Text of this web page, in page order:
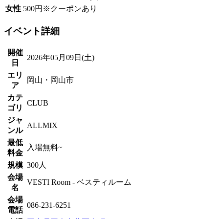
女性 500円※クーポンあり
イベント詳細
開催
日
2026年05月09日(土)
エリ
ア
岡山・岡山市
カテ
ゴリ
CLUB
ジャ
ンル
ALLMIX
最低
料金
入場無料~
規模 300人
会場
名
VESTI Room - ベスティルーム
会場
電話
086-231-6251